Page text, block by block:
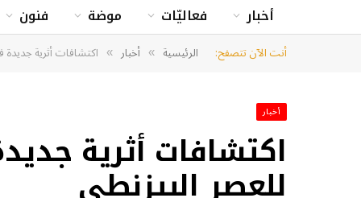
أخبار فعاليّات موضة فنون
أنت الآن تتصفح: الرئيسية » أخبار » اكتشافات أثرية
أخبار
اكتشافات أثرية
للعصر البيزنطي